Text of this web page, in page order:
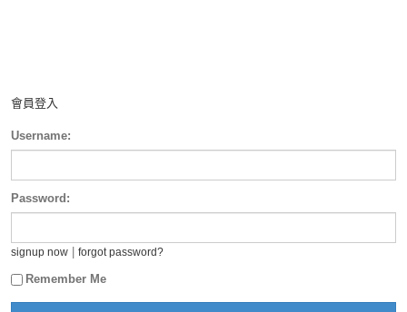
會員登入
Username:
Password:
signup now forgot password?
Remember Me